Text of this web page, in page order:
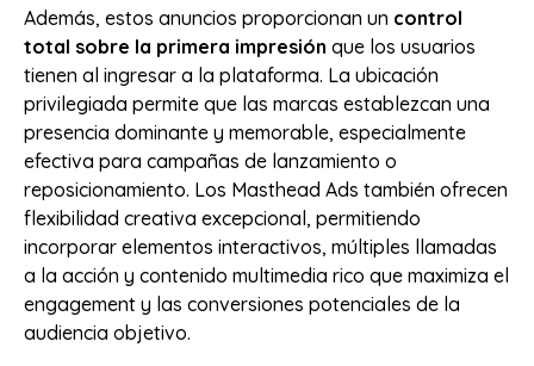
Además, estos anuncios proporcionan un control
total sobre la primera impresión que los usuarios
tienen al ingresar a la plataforma. La ubicación
privilegiada permite que las marcas establezcan una
presencia dominante y memorable, especialmente
efectiva para campañas de lanzamiento o
reposicionamiento. Los Masthead Ads también ofrecen
flexibilidad creativa excepcional, permitiendo
incorporar elementos interactivos, múltiples llamadas
a la acción y contenido multimedia rico que maximiza el
engagement y las conversiones potenciales de la
audiencia objetivo.